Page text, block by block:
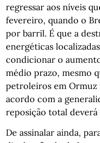
regressar aos níveis
fevereiro, quando o
por barril. É que a
energéticas
condicionar o
médio prazo, mesmo
petroleiros em Ormuz
acordo com a
reposição total deverá
De assinalar ainda,